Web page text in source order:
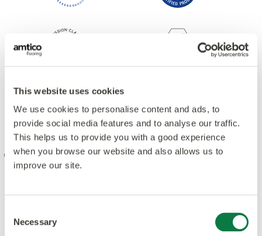
This website uses cookies
We use cookies to personalise content and ads, to
provide social media features and to analyse our traffic.
This helps us to provide you with a good experience
when you browse our website and also allows us to
improve our site.
Selection
Necessary
Genom vår värdegrund kombinerar vi kreativitet och
innovation med högsta kvalitet i design, tillverkning,
standarder och är dedikerade till att öka